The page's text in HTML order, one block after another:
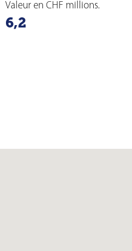
Valeur en CHF millions.
6,2